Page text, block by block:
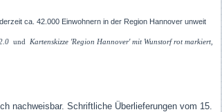
ca. 42.000 Einwohnern in der Region Hannover unweit
2.0und Kartenskizze 'Region Hannover' mit Wunstorf rot markiert,
nachweisbar. Schriftliche Überlieferungen vom 15.